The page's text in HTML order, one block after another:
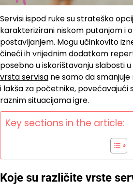
Servisi ispod ruke su strateška
karakterizirani niskom putanjom i
postavljanjem. Mogu učinkovito
čineći ih vrijednim dodatkom
posebno u iskorištavanju slabosti
vrsta servisa ne samo da
i lakša za početnike, povećavajući
raznim situacijama igre.
Key sections in the article:
Koje su različite vrste